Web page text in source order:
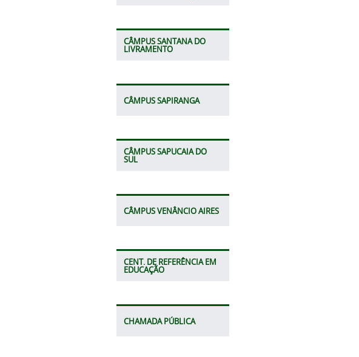
CÂMPUS SANTANA DO
LIVRAMENTO
CÂMPUS SAPIRANGA
CÂMPUS SAPUCAIA DO
SUL
CÂMPUS VENÂNCIO AIRES
CENT. DE REFERÊNCIA EM
EDUCAÇÃO
CHAMADA PÚBLICA